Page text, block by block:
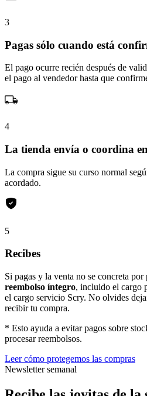
3
Pagas sólo cuando está
El pago ocurre recién después de
el pago al vendedor hasta que
4
La tienda envía o coordina
La compra sigue su curso normal
acordado.
5
Recibes
Si pagas y la venta no se concreta
reembolso íntegro, incluido el cargo
el cargo servicio Scry. No olvides
recibir tu compra.
* Esto ayuda a evitar pagos sobre
procesar reembolsos.
Leer cómo protegemos las compras
Newsletter semanal